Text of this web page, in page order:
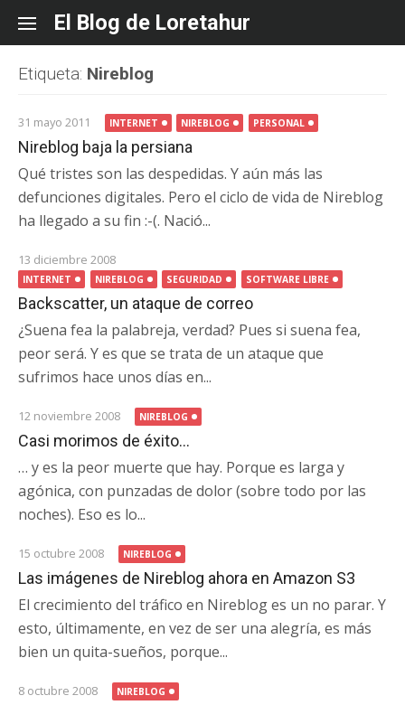
content
El Blog de Loretahur
Etiqueta: Nireblog
31 mayo 2011 INTERNET NIREBLOG PERSONAL
Nireblog baja la persiana
Qué tristes son las despedidas. Y aún más las
defunciones digitales. Pero el ciclo de vida de Nireblog
ha llegado a su fin :-(. Nació...
13 diciembre 2008
INTERNET NIREBLOG SEGURIDAD SOFTWARE LIBRE
Backscatter, un ataque de correo
¿Suena fea la palabreja, verdad? Pues si suena fea,
peor será. Y es que se trata de un ataque que
sufrimos hace unos días en...
12 noviembre 2008 NIREBLOG
Casi morimos de éxito…
… y es la peor muerte que hay. Porque es larga y
agónica, con punzadas de dolor (sobre todo por las
noches). Eso es lo...
15 octubre 2008 NIREBLOG
Las imágenes de Nireblog ahora en Amazon S3
El crecimiento del tráfico en Nireblog es un no parar. Y
esto, últimamente, en vez de ser una alegría, es más
bien un quita-sueños, porque...
8 octubre 2008 NIREBLOG